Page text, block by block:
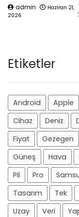
admin
Haziran 21,
2026
Etiketler
Android Apple
Cihaz
Deniz
Fiyat
Gezegen
Güneş
Hava
Pil
Pro
Tasarım
Tek
Uzay
Veri